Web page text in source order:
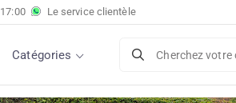
17:00 Le service clientèle
Catégories Cherchez votre